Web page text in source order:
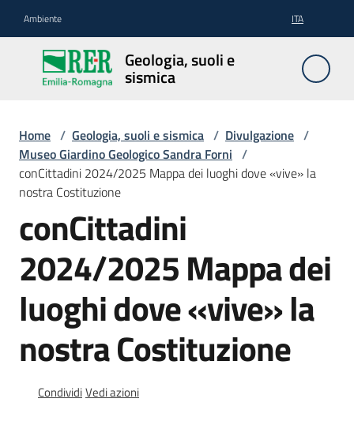
Ambiente ITA
Geologia, suoli e
sismica
Geologia,
suoli e
sismica
Geologia
Suoli
Sismica
Cartografia
banche
Home / Geologia, suoli e sismica / Divulgazione /
Museo Giardino Geologico Sandra Forni /
conCittadini 2024/2025 Mappa dei luoghi dove «vive» la
nostra Costituzione
conCittadini
2024/2025 Mappa dei
luoghi dove «vive» la
nostra Costituzione
CondividiVedi azioni